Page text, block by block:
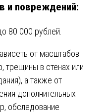
и повреждений:
80 000 рублей.
от масштабов
трещины в стенах или
а также от
дополнительных
обследование